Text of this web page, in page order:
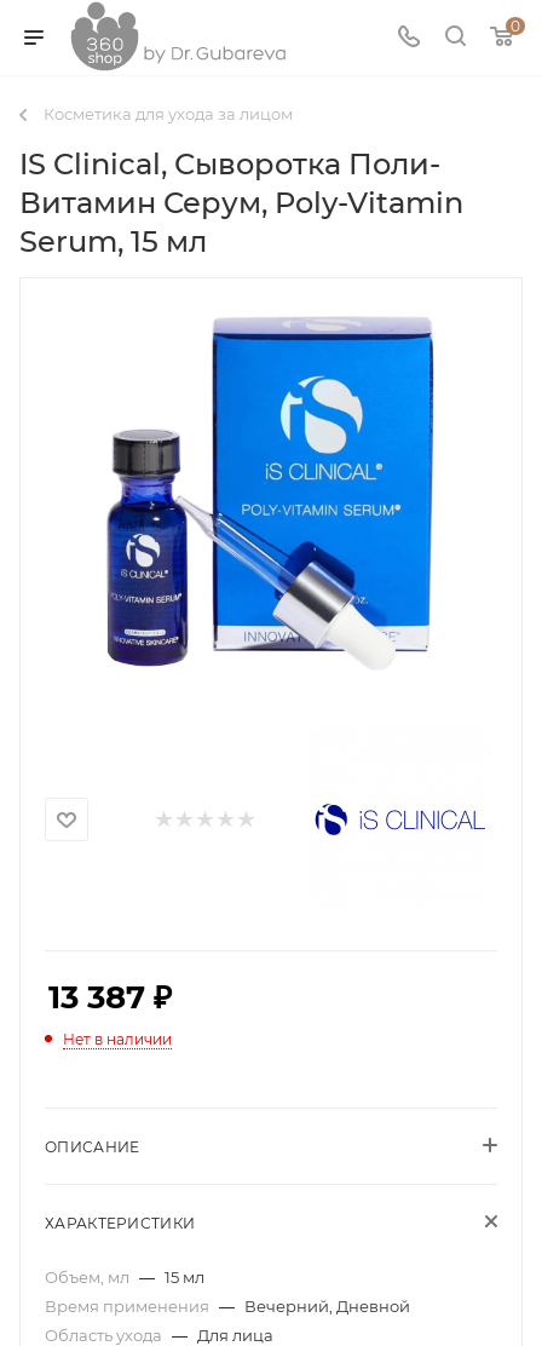
0
Косметика для ухода за лицом
IS Clinical, Сыворотка Поли-
Витамин Серум, Poly-Vitamin
Serum, 15 мл
13 387 ₽
Нет в наличии
ОПИСАНИЕ
ХАРАКТЕРИСТИКИ
Объем, мл — 15 мл
Время применения — Вечерний, Дневной
Область ухода — Для лица